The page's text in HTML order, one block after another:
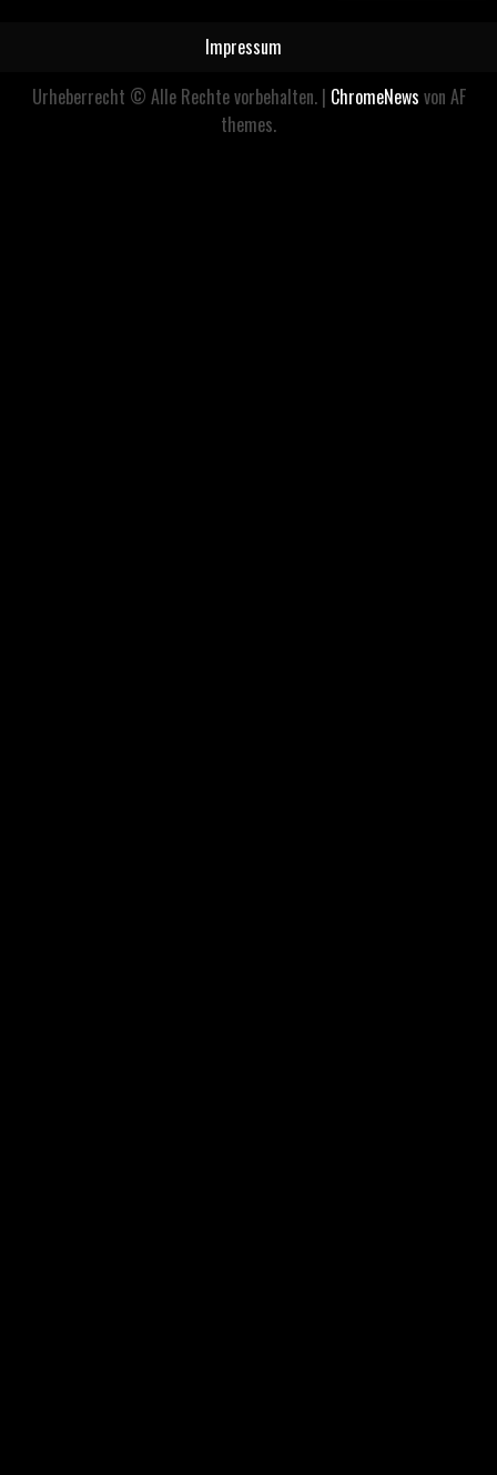
Impressum
Urheberrecht © Alle Rechte vorbehalten. | ChromeNews von AF
themes.